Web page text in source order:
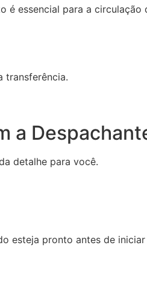
é essencial para a circulação
transferência.
a
detalhe para você.
esteja pronto antes de